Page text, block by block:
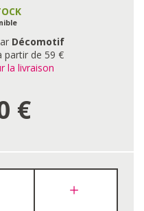
Décomotif
partir de 59 €
la livraison
€